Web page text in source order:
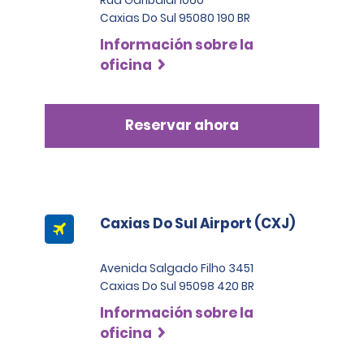
Caxias Do Sul 95080 190 BR
Información sobre la
oficina
Reservar ahora
Caxias Do Sul Airport (CXJ)
Avenida Salgado Filho 3451
Caxias Do Sul 95098 420 BR
Información sobre la
oficina